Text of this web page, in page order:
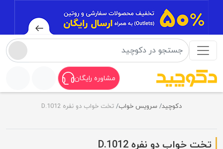
مشاوره رایگان
دکوچید سرویس خواب تخت خواب دو نفره D.1012
تخت خواب دو نفره D.1012